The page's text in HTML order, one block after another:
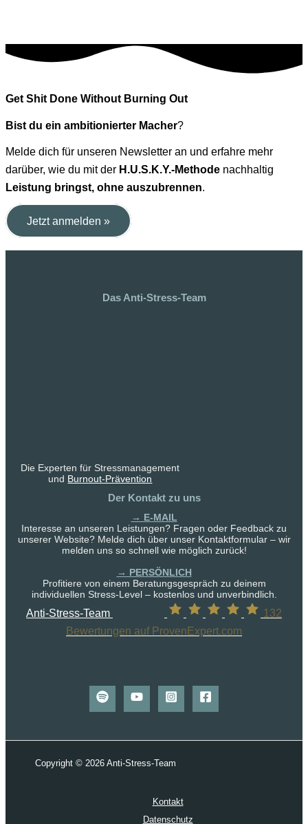
Get Shit Done Without Burning Out
Bist du ein ambitionierter Macher?
Melde dich für unseren Newsletter an und erfahre mehr
darüber, wie du mit der H.U.S.K.Y.-Methode nachhaltig
Leistung bringst, ohne auszubrennen.
Jetzt anmelden »
Das Anti-Stress-Team
Die Experten für Stressmanagement
und Burnout-Prävention
Der Kontakt zu uns
→ E-MAIL
Interesse an unseren Leistungen? Fragen oder Feedback zu
unserer Website? Melde dich über unser Kontaktformular – wir
melden uns so schnell wie möglich zurück!
→ PERSÖNLICH
Profitiere von einem Beratungsgespräch zu deinem
individuellen Stress-Level – kostenlos und unverbindlich.
Anti-Stress-Team
132
Bewertungen auf ProvenExpert.com
Copyright © 2026 Anti-Stress-Team
Kontakt
Datenschutz